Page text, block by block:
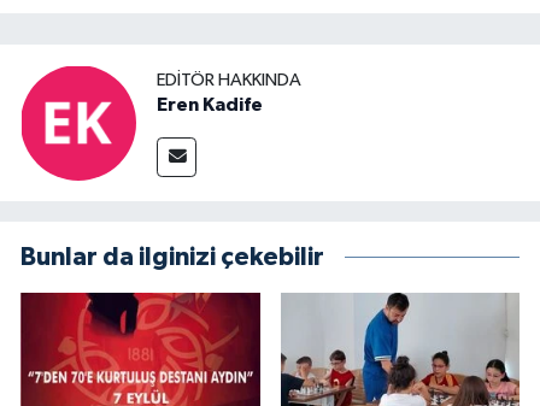
EDITÖR HAKKINDA
Eren Kadife
Bunlar da ilginizi çekebilir